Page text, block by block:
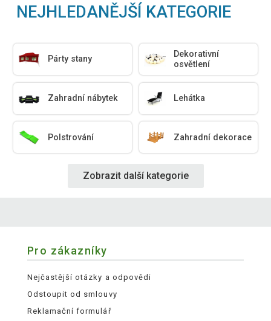
NEJHLEDANĚJŠÍ KATEGORIE
Párty stany
Dekorativní
osvětlení
Zahradní nábytek Lehátka
Polstrování Zahradní dekorace
Zobrazit další kategorie
Pro zákazníky
Nejčastější otázky a odpovědi
Odstoupit od smlouvy
Reklamační formulář